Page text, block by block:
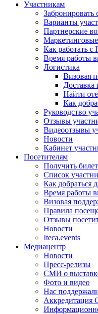
Участникам
Забронировать
Варианты
Партнерские
Как работать
Время работы
Логистика
Визовая
Доставка
Найти
Как
Руководство
Отзывы
Видеоотзывы
Новости
Кабинет
Посетителям
Получить
Список
Как добраться
Время работы
Визовая
Правила
Отзывы
Новости
Iteca.events
Медиацентр
Новости
Пресс-релизы
СМИ о
Фото и видео
Нас